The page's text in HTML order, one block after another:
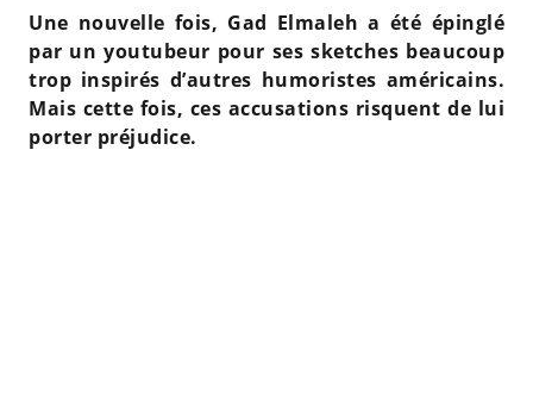
Une nouvelle fois, Gad Elmaleh a été épinglé
par un youtubeur pour ses sketches beaucoup
trop inspirés d’autres humoristes américains.
Mais cette fois, ces accusations risquent de lui
porter préjudice.